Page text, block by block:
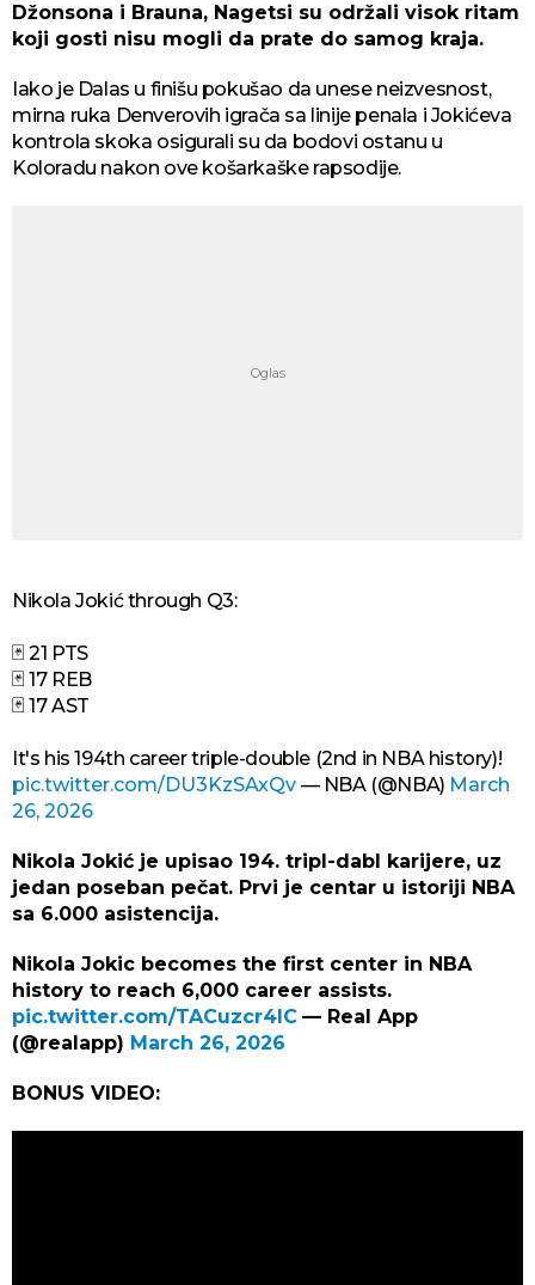
Džonsona i Brauna, Nagetsi su održali visok ritam
koji gosti nisu mogli da prate do samog kraja.
Iako je Dalas u finišu pokušao da unese neizvesnost,
mirna ruka Denverovih igrača sa linije penala i Jokićeva
kontrola skoka osigurali su da bodovi ostanu u
Koloradu nakon ove košarkaške rapsodije.
Nikola Jokić through Q3:
🃏 21 PTS
🃏 17 REB
🃏 17 AST
It's his 194th career triple-double (2nd in NBA history)!
pic.twitter.com/DU3KzSAxQv — NBA (@NBA) March
26, 2026
Nikola Jokić je upisao 194. tripl-dabl karijere, uz
jedan poseban pečat. Prvi je centar u istoriji NBA
sa 6.000 asistencija.
Nikola Jokic becomes the first center in NBA
history to reach 6,000 career assists.
pic.twitter.com/TACuzcr4lC — Real App
(@realapp) March 26, 2026
BONUS VIDEO: